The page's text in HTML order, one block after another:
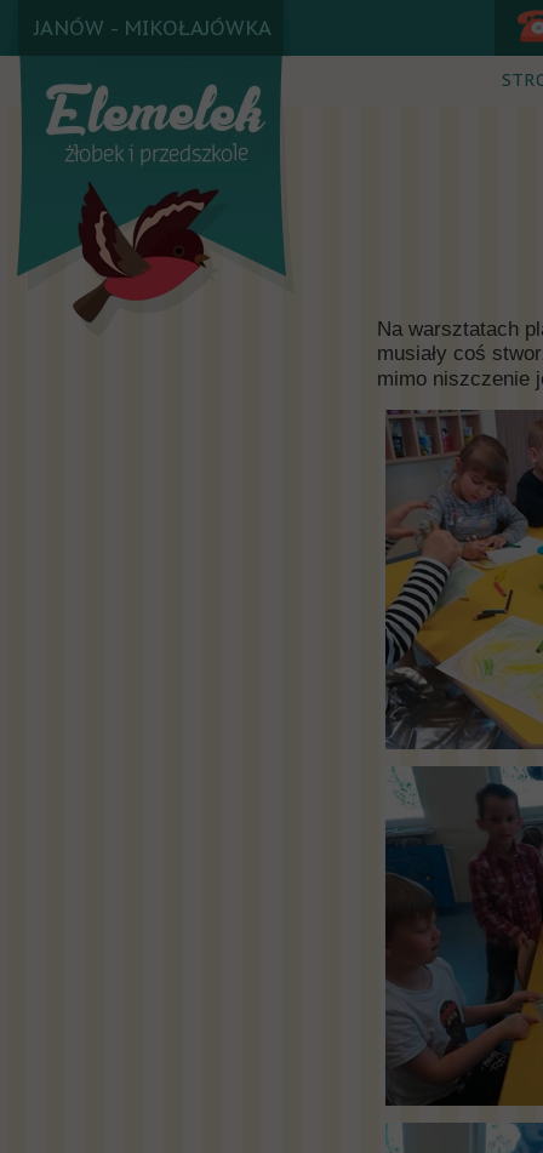
JANÓW - MIKOŁAJÓWKA
Na warsztatach
musiały coś
mimo niszczenie